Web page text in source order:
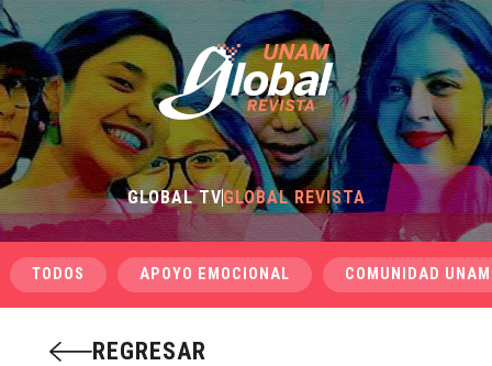
GLOBAL TVGLOBAL REVISTA
TODOS APOYO EMOCIONAL COMUNIDAD UNAM
REGRESAR